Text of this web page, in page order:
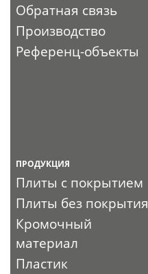
Обратная связь
Производство
Референц-объекты
ПРОДУКЦИЯ
Плиты с покрытием
Плиты без покрытия
Кромочный
материал
Пластик